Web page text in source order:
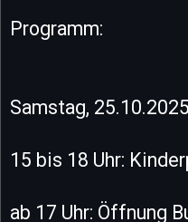
Programm:
Samstag, 25.10.2025
15 bis 18 Uhr:
ab 17 Uhr: Öffnung